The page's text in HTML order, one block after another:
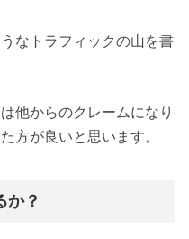
なトラフィックの山を書
他からのクレームになり
方が良いと思います。
か？